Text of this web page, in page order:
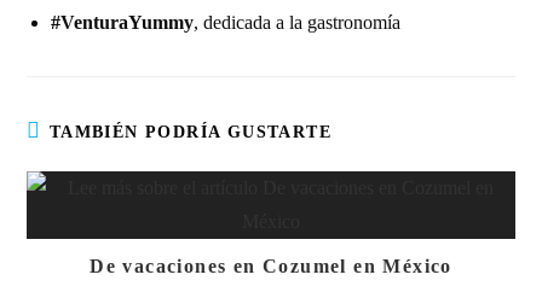
#VenturaYummy, dedicada a la gastronomía
TAMBIÉN PODRÍA GUSTARTE
De vacaciones en Cozumel en México